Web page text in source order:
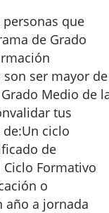
que
de Grado
ser mayor de
Medio de
tus
ciclo
de
Formativo
o
año a jornada